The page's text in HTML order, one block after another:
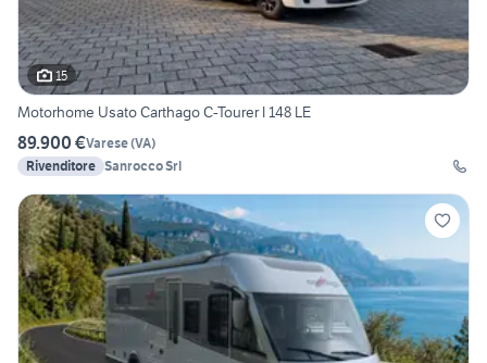
15
Motorhome Usato Carthago C-Tourer I 148 LE
89.900 €Varese(VA)
Rivenditore Sanrocco Srl